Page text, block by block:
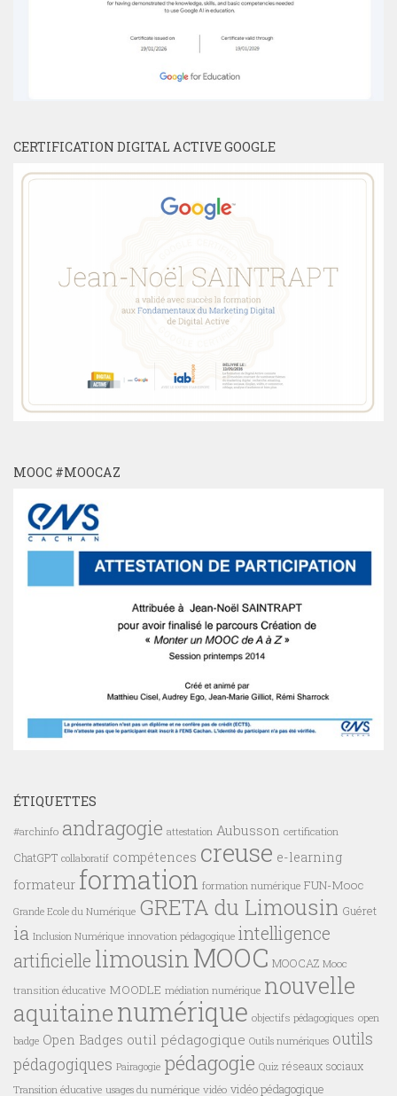
CERTIFICATION DIGITAL ACTIVE GOOGLE
MOOC #MOOCAZ
ÉTIQUETTES
#archinfo andragogie attestation Aubusson certification
ChatGPT collaboratif compétences creuse e-learning
formateur formation formation numérique FUN-Mooc
Grande Ecole du Numérique GRETA du Limousin Guéret
ia Inclusion Numérique innovation pédagogique intelligence
artificielle limousinMOOC MOOCAZ Mooc
transition éducative MOODLE médiation numérique nouvelle
aquitainenumérique objectifs pédagogiques open
badge Open Badges outil pédagogique Outils numériques outils
pédagogiques Pairagogie pédagogie Quiz réseaux sociaux
Transition éducative usages du numérique vidéo vidéo pédagogique